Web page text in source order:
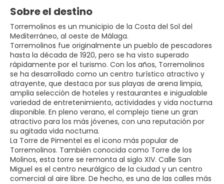
Sobre el destino
Torremolinos es un municipio de la Costa del Sol del
Mediterráneo, al oeste de Málaga.
Torremolinos fue originalmente un pueblo de pescadores
hasta la década de 1920, pero se ha visto superado
rápidamente por el turismo. Con los años, Torremolinos
se ha desarrollado como un centro turístico atractivo y
atrayente, que destaca por sus playas de arena limpia,
amplia selección de hoteles y restaurantes e inigualable
variedad de entretenimiento, actividades y vida nocturna
disponible. En pleno verano, el complejo tiene un gran
atractivo para los más jóvenes, con una reputación por
su agitada vida nocturna.
La Torre de Pimentel es el icono más popular de
Torremolinos. También conocida como Torre de los
Molinos, esta torre se remonta al siglo XIV. Calle San
Miguel es el centro neurálgico de la ciudad y un centro
comercial al aire libre. De hecho, es una de las calles más